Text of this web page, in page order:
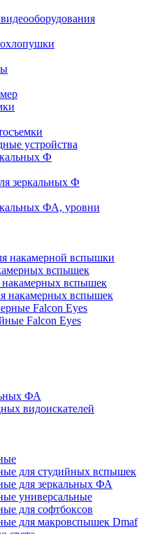
устройства
Ф
зеркальных Ф
ФА, уровни
накамерной вспышки
вспышек
накамерных вспышек
накамерных вспышек
Falcon Eyes
Falcon Eyes
ФА
видоискателей
для студийных вспышек
для зеркальных ФА
универсальные
для софтбоксов
для макровспышек Dmaf